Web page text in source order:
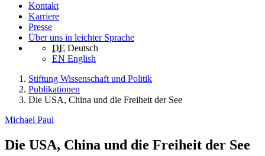
Kontakt
Karriere
Presse
Über uns in leichter Sprache
DE Deutsch
EN English
Stiftung Wissenschaft und Politik
Publikationen
Die USA, China und die Freiheit der See
Michael Paul
Die USA, China und die Freiheit der See